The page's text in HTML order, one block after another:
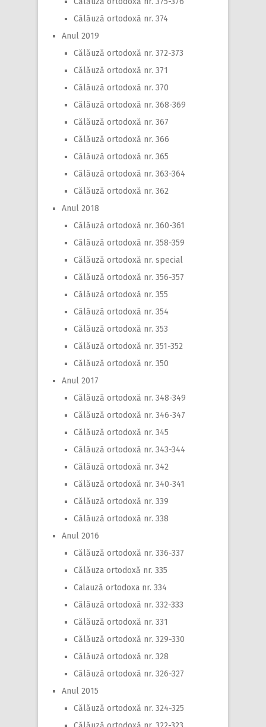
Călăuză ortodoxă nr. 374
Anul 2019
Călăuză ortodoxă nr. 372-373
Călăuză ortodoxă nr. 371
Călăuză ortodoxă nr. 370
Călăuză ortodoxă nr. 368-369
Călăuză ortodoxă nr. 367
Călăuză ortodoxă nr. 366
Călăuză ortodoxă nr. 365
Călăuză ortodoxă nr. 363-364
Călăuză ortodoxă nr. 362
Anul 2018
Călăuză ortodoxă nr. 360-361
Călăuză ortodoxă nr. 358-359
Călăuză ortodoxă nr. special
Călăuză ortodoxă nr. 356-357
Călăuză ortodoxă nr. 355
Călăuză ortodoxă nr. 354
Călăuză ortodoxă nr. 353
Călăuză ortodoxă nr. 351-352
Călăuză ortodoxă nr. 350
Anul 2017
Călăuză ortodoxă nr. 348-349
Călăuză ortodoxă nr. 346-347
Călăuză ortodoxă nr. 345
Călăuză ortodoxă nr. 343-344
Călăuză ortodoxă nr. 342
Călăuză ortodoxă nr. 340-341
Călăuză ortodoxă nr. 339
Călăuză ortodoxă nr. 338
Anul 2016
Călăuză ortodoxă nr. 336-337
Călăuza ortodoxă nr. 335
Calauză ortodoxa nr. 334
Călăuză ortodoxă nr. 332-333
Călăuză ortodoxă nr. 331
Călăuză ortodoxă nr. 329-330
Călăuză ortodoxă nr. 328
Călăuză ortodoxă nr. 326-327
Anul 2015
Călăuză ortodoxă nr. 324-325